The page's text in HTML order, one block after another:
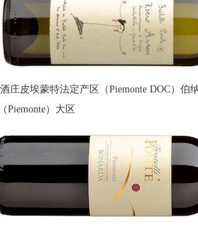
庄皮埃蒙特法定产区（Piemonte DOC）伯
Piemonte）大区